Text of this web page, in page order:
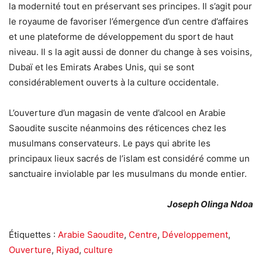
la modernité tout en préservant ses principes. Il s’agit pour
le royaume de favoriser l’émergence d’un centre d’affaires
et une plateforme de développement du sport de haut
niveau. Il s la agit aussi de donner du change à ses voisins,
Dubaï et les Emirats Arabes Unis, qui se sont
considérablement ouverts à la culture occidentale.
L’ouverture d’un magasin de vente d’alcool en Arabie
Saoudite suscite néanmoins des réticences chez les
musulmans conservateurs. Le pays qui abrite les
principaux lieux sacrés de l’islam est considéré comme un
sanctuaire inviolable par les musulmans du monde entier.
Joseph Olinga Ndoa
Étiquettes : Arabie Saoudite, Centre, Développement,
Ouverture, Riyad, culture